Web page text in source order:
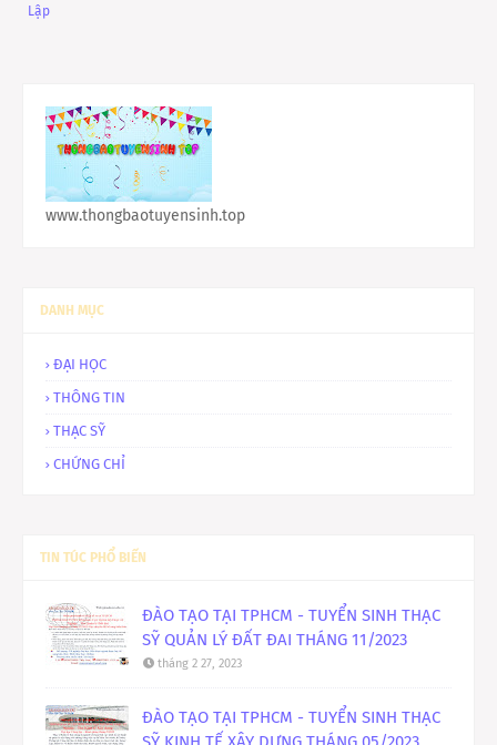
Lập
www.thongbaotuyensinh.top
DANH MỤC
ĐẠI HỌC
THÔNG TIN
THẠC SỸ
CHỨNG CHỈ
TIN TÚC PHỔ BIẾN
ĐÀO TẠO TẠI TPHCM - TUYỂN SINH THẠC
SỸ QUẢN LÝ ĐẤT ĐAI THÁNG 11/2023
tháng 2 27, 2023
ĐÀO TẠO TẠI TPHCM - TUYỂN SINH THẠC